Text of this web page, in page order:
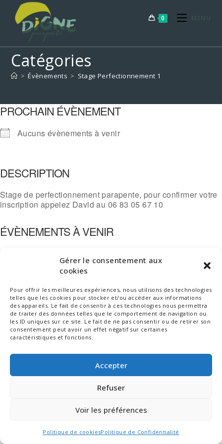
Gérer le consentement aux
cookies
Pour offrir les meilleures expériences, nous utilisons des technologies
telles que les cookies pour stocker et/ou accéder aux informations
des appareils. Le fait de consentir à ces technologies nous permettra
de traiter des données telles que le comportement de navigation ou
les ID uniques sur ce site. Le fait de ne pas consentir ou de retirer son
consentement peut avoir un effet négatif sur certaines
caractéristiques et fonctions.
Accepter
Refuser
Voir les préférences
Politique de cookiesPolitique de Confidentialité
content
0
Catégories
> Évènements > Stage Perfectionnement 1
PROCHAIN ÉVÈNEMENT
Aucuns évènements à venir
DESCRIPTION
Stage de perfectionnement parapente, pour confirmer votre
inscription appelez David au 06 83 05 67 10
ÉVÈNEMENTS À VENIR
© DIGNE PARAPENTE - ÉCOLE DE PARAPENTE À DIGNE-LES-BAINS